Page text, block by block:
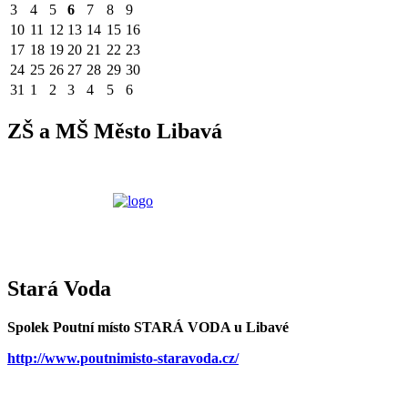
3
4 5 6 7 8
9
10 11 12 13 14 15 16
17 18 19 20 21 22 23
24 25 26 27 28 29 30
31 1 2 3 4 5 6
ZŠ a MŠ Město Libavá
Stará Voda
Spolek Poutní místo STARÁ VODA u Libavé
http://www.poutnimisto-staravoda.cz/